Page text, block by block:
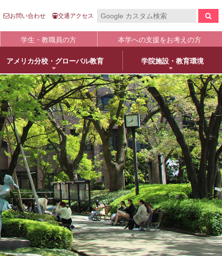
お問い合わせ 交通アクセス
学生・教職員の方 本学への支援をお考えの方
の公表
Research）情報
武庫川学院
院創立80周年
の修学支援新制度について
英米文学専攻
教育学専攻
栄養学専攻
建築学専攻
学専攻
キャンパスライフ
売店・本/食堂・カフェ
キャンパスカレンダー
学友会・委員会
クラブ・同好会
学内ボランティア団体
武庫女Style
学費等納付金
学則
について
院進学
・専攻科入試ガイド
生涯学習
オープンカレッジ
大学院／専攻科紹介
科目等履修について
リカレント教育
MUKOnoa+
教員情報検索
アメリカ分校・グローバル教育
国際センター
学院施設・教育環境